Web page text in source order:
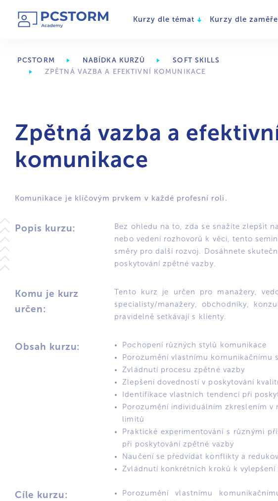
Kurzy dle témat Kurzy dle
PCSTORM NABÍDKA KURZŮ
SOFT SKILLS
ZPĚTNÁ VAZBA A EFEKTIVNÍ KOMUNIKACE
Zpětná vazba a
komunikace
Komunikace je klíčovým prvkem v každé profesní roli.
Popis kurzu:
Bez ohledu na to, zda se snažíte zlepšit
nebo vedení rozhovorů k věci, tento
směry pro další rozvoj. Dosáhnete
poskytování zpětné vazby.
Komu je kurz
určen:
Tento kurz je určen pro manažery,
specialisty/manažery, obchodníky,
pravidelně setkávají s klienty.
Obsah kurzu:
Pochopení různých stylů komunikace
Porozumění vlastnímu komunikačnímu
Zvládnutí procesu zpětné vazby
Zlepšení dovedností v poskytování
Identifikace vlastních tendencí při
Porozumění individuálním zkreslením v
limitů
Praktické experimentování s různými
při poskytování zpětné vazby
Naučení se předvídat konflikty a
Zvládnutí konkrétních kroků k
Cíle kurzu:
Porozumění vlastnímu